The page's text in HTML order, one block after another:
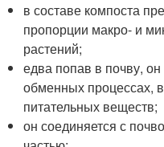
в составе компоста
пропорции макро- и
растений;
едва попав в почву,
обменных процессах,
питательных веществ;
он соединяется с